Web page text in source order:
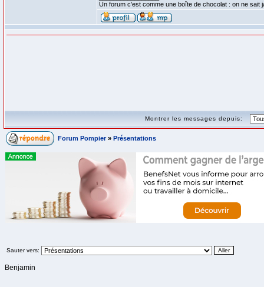
Un forum c'est comme une boîte de chocolat : on ne sait
Montrer les messages depuis:
Forum Pompier » Présentations
Sauter vers:
Benjamin